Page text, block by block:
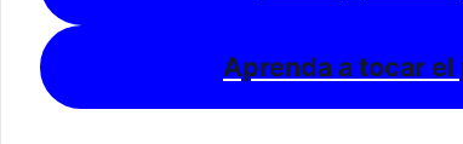
Aprenda a tocar